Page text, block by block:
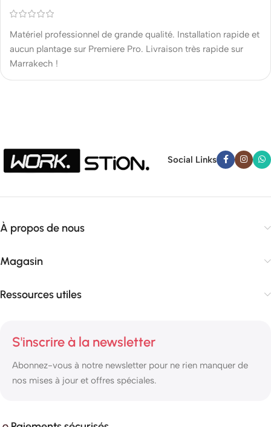
Matériel professionnel de grande qualité. Installation rapide et
aucun plantage sur Premiere Pro. Livraison très rapide sur
Marrakech !
Social Links
À propos de nous
Magasin
Ressources utiles
S'inscrire à la newsletter
Abonnez-vous à notre newsletter pour ne rien manquer de
nos mises à jour et offres spéciales.